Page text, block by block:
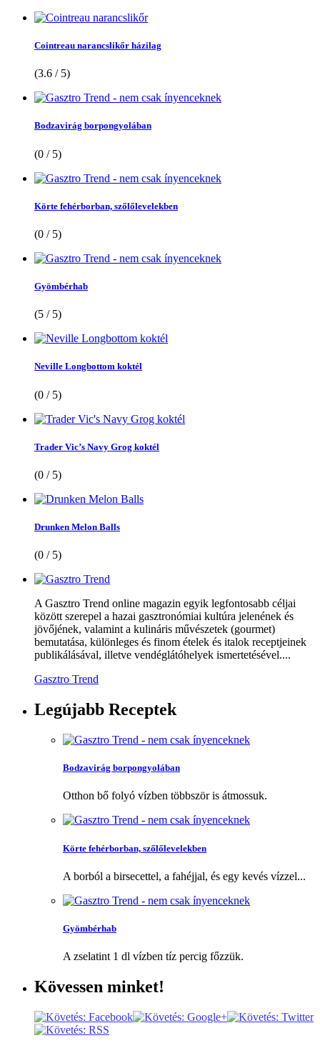
Cointreau narancslikőr házilag
(3.6 / 5)
Bodzavirág borpongyolában
(0 / 5)
Körte fehérborban, szőlőlevelekben
(0 / 5)
Gyömbérhab
(5 / 5)
Neville Longbottom koktél
(0 / 5)
Trader Vic’s Navy Grog koktél
(0 / 5)
Drunken Melon Balls
(0 / 5)
A Gasztro Trend online magazin egyik legfontosabb céljai
között szerepel a hazai gasztronómiai kultúra jelenének és
jövőjének, valamint a kulináris művészetek (gourmet)
bemutatása, különleges és finom ételek és italok receptjeinek
publikálásával, illetve vendéglátóhelyek ismertetésével....
Gasztro Trend
Legújabb Receptek
Bodzavirág borpongyolában
Otthon bő folyó vízben többször is átmossuk.
Körte fehérborban, szőlőlevelekben
A borból a birsecettel, a fahéjjal, és egy kevés vízzel...
Gyömbérhab
A zselatint 1 dl vízben tíz percig főzzük.
Kövessen minket!